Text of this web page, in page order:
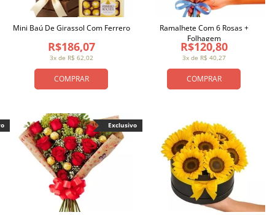
COMPRAR
3x de R$ 62,02
R$186,07
Mini Baú De Girassol Com Ferrero
COMPRAR
3x de R$ 40,27
R$120,80
Ramalhete Com 6 Rosas +
Folhagem
Exclusivo